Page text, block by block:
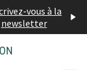
vous à la
newsletter